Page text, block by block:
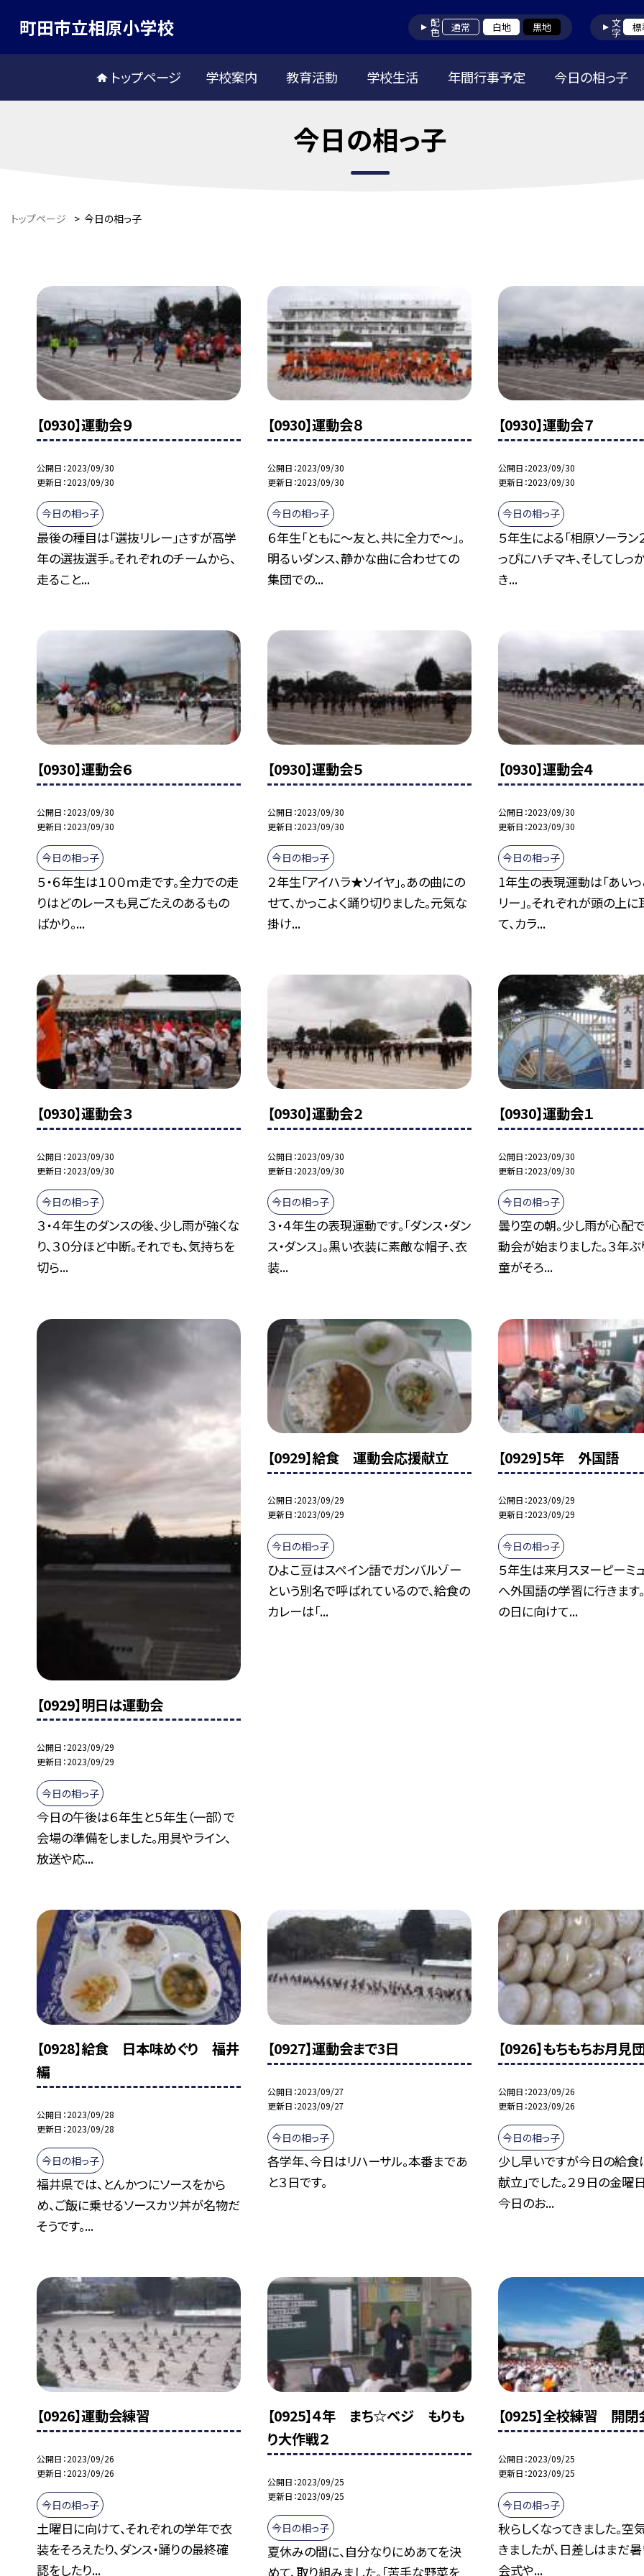
町田市立相原小学校 配色 通常 白地 黒地 文字
トップページ 学校案内 教育活動 学校生活 年間行事予定 今日の相っ子
今日の相っ子
トップページ > 今日の相っ子
【0930】運動会９
公開日 2023/09/30
更新日 2023/09/30
今日の相っ子
最後の種目は「選抜リレー」さすが高学
年の選抜選手。それぞれのチームから、
走ること...
【0930】運動会８
公開日 2023/09/30
更新日 2023/09/30
今日の相っ子
６年生「ともに〜友と、共に全力で〜」。
明るいダンス、静かな曲に合わせての
集団での...
【0930】運動会７
公開日 2023/09/30
更新日 2023/09/30
今日の相っ子
５年生による「相原ソーラン２
っぴにハチマキ、そしてしっ
き...
【0930】運動会６
公開日 2023/09/30
更新日 2023/09/30
今日の相っ子
５・６年生は１００ｍ走です。全力での走
りはどのレースも見ごたえのあるもの
ばかり。...
【0930】運動会５
公開日 2023/09/30
更新日 2023/09/30
今日の相っ子
２年生「アイハラ★ソイヤ」。あの曲にの
せて、かっこよく踊り切りました。元気な
掛け...
【0930】運動会４
公開日 2023/09/30
更新日 2023/09/30
今日の相っ子
1年生の表現運動は「あい
リー」。それぞれが頭の上
て、カラ...
【0930】運動会３
公開日 2023/09/30
更新日 2023/09/30
今日の相っ子
３・４年生のダンスの後、少し雨が強くな
り、３０分ほど中断。それでも、気持ちを
切ら...
【0930】運動会２
公開日 2023/09/30
更新日 2023/09/30
今日の相っ子
３・４年生の表現運動です。「ダンス・ダン
ス・ダンス」。黒い衣装に素敵な帽子、衣
装...
【0930】運動会１
公開日 2023/09/30
更新日 2023/09/30
今日の相っ子
曇り空の朝。少し雨が心配
動会が始まりました。３年
童がそろ...
【0929】明日は運動会
公開日 2023/09/29
更新日 2023/09/29
今日の相っ子
今日の午後は６年生と５年生（一部）で
会場の準備をしました。用具やライン、
放送や応...
【0929】給食 運動会応援献立
公開日 2023/09/29
更新日 2023/09/29
今日の相っ子
ひよこ豆はスペイン語でガンバルゾー
という別名で呼ばれているので、給食の
カレーは「...
【0929】5年 外国語
公開日 2023/09/29
更新日 2023/09/29
今日の相っ子
５年生は来月スヌーピーミ
へ外国語の学習に行きます
の日に向けて...
【0928】給食 日本味めぐり 福井
編
公開日 2023/09/28
更新日 2023/09/28
今日の相っ子
福井県では、とんかつにソースをから
め、ご飯に乗せるソースカツ丼が名物だ
そうです。...
【0927】運動会まで3日
公開日 2023/09/27
更新日 2023/09/27
今日の相っ子
各学年、今日はリハーサル。本番まであ
と３日です。
【0926】もちもちお月見
公開日 2023/09/26
更新日 2023/09/26
今日の相っ子
少し早いですが今日の給食
献立」でした。２９日の金曜
今日のお...
【0926】運動会練習
公開日 2023/09/26
更新日 2023/09/26
今日の相っ子
土曜日に向けて、それぞれの学年で衣
装をそろえたり、ダンス・踊りの最終確
認をしたり...
【0925】４年 まち☆ベジ もりも
り大作戦２
公開日 2023/09/25
更新日 2023/09/25
今日の相っ子
夏休みの間に、自分なりにめあてを決
めて、取り組みました。「苦手な野菜を
【0925】全校練習 開閉
公開日 2023/09/25
更新日 2023/09/25
今日の相っ子
秋らしくなってきました。空
きましたが、日差しはまだ暑
会式や...